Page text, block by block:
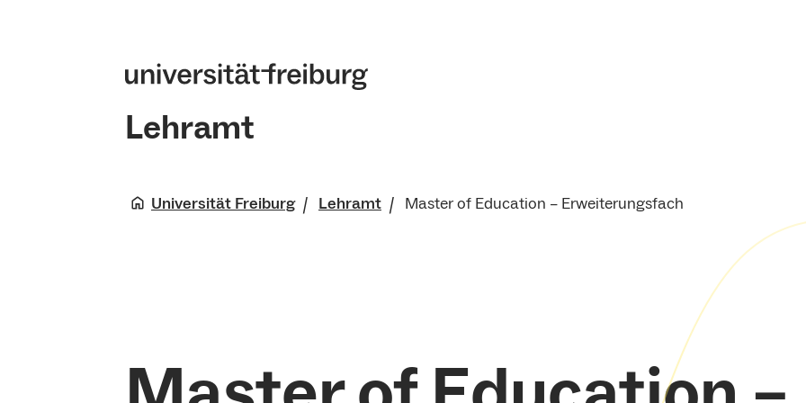
Lehramt
Universität Freiburg Lehramt Master of Education – Erweiterungsfach